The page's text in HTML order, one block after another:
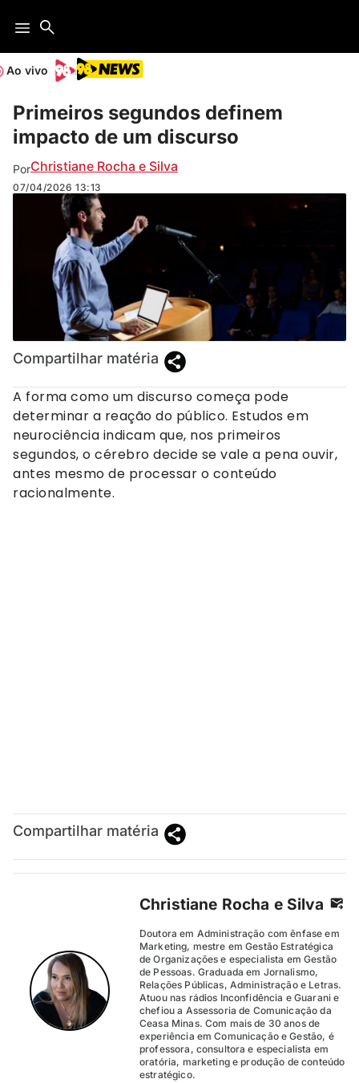
Ao vivo
Primeiros segundos definem
impacto de um discurso
PorChristiane Rocha e Silva
07/04/2026 13:13
Compartilhar matéria
A forma como um discurso começa pode
determinar a reação do público. Estudos em
neurociência indicam que, nos primeiros
segundos, o cérebro decide se vale a pena ouvir,
antes mesmo de processar o conteúdo
racionalmente.
Compartilhar matéria
Christiane Rocha e Silva
Doutora em Administração com ênfase em
Marketing, mestre em Gestão Estratégica
de Organizações e especialista em Gestão
de Pessoas. Graduada em Jornalismo,
Relações Públicas, Administração e Letras.
Atuou nas rádios Inconfidência e Guarani e
chefiou a Assessoria de Comunicação da
Ceasa Minas. Com mais de 30 anos de
experiência em Comunicação e Gestão, é
professora, consultora e especialista em
oratória, marketing e produção de conteúdo
estratégico.